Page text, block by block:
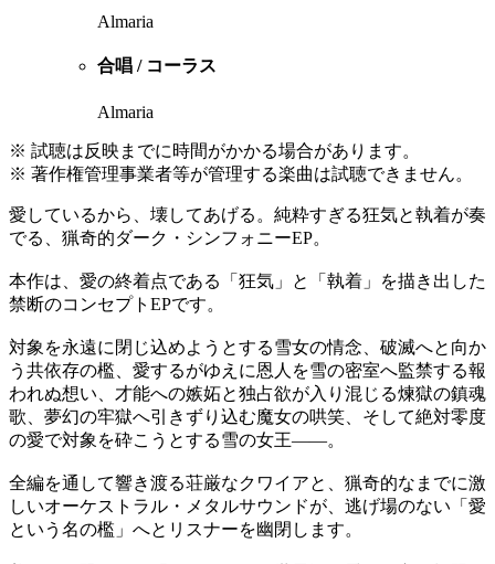
Almaria
合唱 / コーラス
Almaria
※ 試聴は反映までに時間がかかる場合があります。
※ 著作権管理事業者等が管理する楽曲は試聴できません。
愛しているから、壊してあげる。純粋すぎる狂気と執着が奏
でる、猟奇的ダーク・シンフォニーEP。
本作は、愛の終着点である「狂気」と「執着」を描き出した
禁断のコンセプトEPです。
対象を永遠に閉じ込めようとする雪女の情念、破滅へと向か
う共依存の檻、愛するがゆえに恩人を雪の密室へ監禁する報
われぬ想い、才能への嫉妬と独占欲が入り混じる煉獄の鎮魂
歌、夢幻の牢獄へ引きずり込む魔女の哄笑、そして絶対零度
の愛で対象を砕こうとする雪の女王——。
全編を通して響き渡る荘厳なクワイアと、猟奇的なまでに激
しいオーケストラル・メタルサウンドが、逃げ場のない「愛
という名の檻」へとリスナーを幽閉します。